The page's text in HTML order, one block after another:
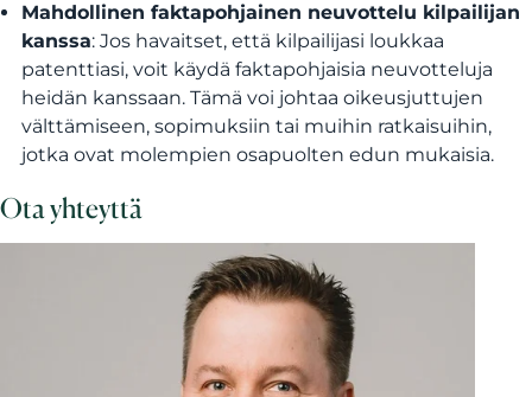
Mahdollinen faktapohjainen neuvottelu kilpailijan
kanssa: Jos havaitset, että kilpailijasi loukkaa
patenttiasi, voit käydä faktapohjaisia neuvotteluja
heidän kanssaan. Tämä voi johtaa oikeusjuttujen
välttämiseen, sopimuksiin tai muihin ratkaisuihin,
jotka ovat molempien osapuolten edun mukaisia.
Ota yhteyttä